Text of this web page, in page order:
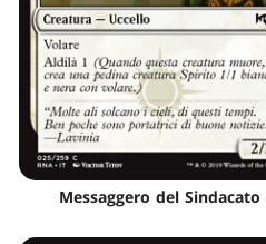
Messaggero del Sindacato